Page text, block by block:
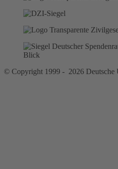
© Copyright 1999 - 2026 Deutsche